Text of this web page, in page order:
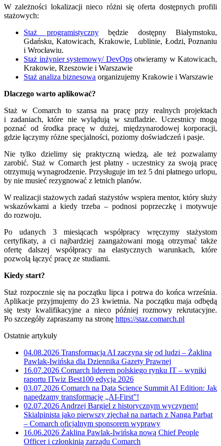
W zależności lokalizacji nieco różni się oferta dostępnych profili
stażowych:
Staż programistycznybędzie dostępny Białymstoku,
Gdańsku, Katowicach, Krakowie, Lublinie, Łodzi, Poznaniu
i Wrocławiu.
Staż inżynier systemowy/ DevOpsotwieramy w Katowicach,
Krakowie, Rzeszowie i Warszawie
Staż analiza biznesowa organizujemy Krakowie i Warszawie
Dlaczego warto aplikować?
Staż w Comarch to szansa na pracę przy realnych projektach
i zadaniach, które nie wylądują w szufladzie. Uczestnicy mogą
poznać od środka pracę w dużej, międzynarodowej korporacji,
gdzie łączymy różne specjalności, poziomy doświadczeń i pasje.
Nie tylko dzielimy się praktyczną wiedzą, ale też pozwalamy
zarobić. Staż w Comarch jest płatny - uczestnicy za swoją pracę
otrzymują wynagrodzenie. Przysługuje im też 5 dni płatnego urlopu,
by nie musieć rezygnować z letnich planów.
W realizacji stażowych zadań stażystów wspiera mentor, który służy
wskazówkami a kiedy trzeba – podnosi poprzeczkę i motywuje
do rozwoju.
Po udanych 3 miesiącach współpracy wręczymy stażystom
certyfikaty, a ci najbardziej zaangażowani mogą otrzymać także
ofertę dalszej współpracy na elastycznych warunkach, które
pozwolą łączyć pracę ze studiami.
Kiedy start?
Staż rozpocznie się na początku lipca i potrwa do końca września.
Aplikacje przyjmujemy do 23 kwietnia. Na początku maja odbędą
się testy kwalifikacyjne a nieco później rozmowy rekrutacyjne.
Po szczegóły zapraszamy na stronę https://staz.comarch.pl
Ostatnie artykuły
04.08.2026 Transformacja AI zaczyna się od ludzi – Żaklina
Pawlak-Iwińska dla Dziennika Gazety Prawnej
16.07.2026 Comarch liderem polskiego rynku IT – wyniki
raportu ITwiz Best100 edycja 2026
03.07.2026 Comarch na Data Science Summit AI Edition: Jak
napędzamy transformację „AI-First”!
02.07.2026 Andrzej Bargiel z historycznym wyczynem!
Skialpinista jako pierwszy zjechał na nartach z Nanga Parbat
– Comarch oficjalnym sponsorem wyprawy
16.06.2026 Żaklina Pawlak-Iwińska nową Chief People
Officer i członkinią zarządu Comarch